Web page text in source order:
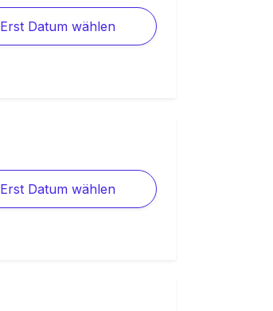
Erst Datum wählen
Erst Datum wählen